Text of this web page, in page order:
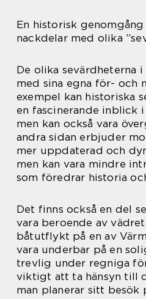
En historisk
nackdelar med olika
De olika sevärdheterna
med sina egna för- och
exempel kan historiska
en fascinerande inblick
men kan också vara
andra sidan erbjuder
mer uppdaterad och
men kan vara mindre
som föredrar historia
Det finns också en del
vara beroende av
båtutflykt på en av
vara underbar på en
trevlig under regniga
viktigt att ta hänsyn till
man planerar sitt besök